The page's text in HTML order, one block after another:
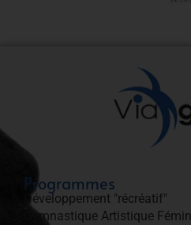
Programmes
Développement "récréatif"
Gymnastique Artistique